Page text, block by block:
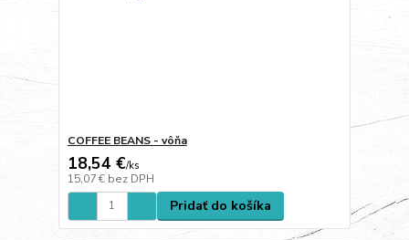
COFFEE BEANS - vôňa
18,54 €/ks
15,07 € bez DPH
Pridať do košíka